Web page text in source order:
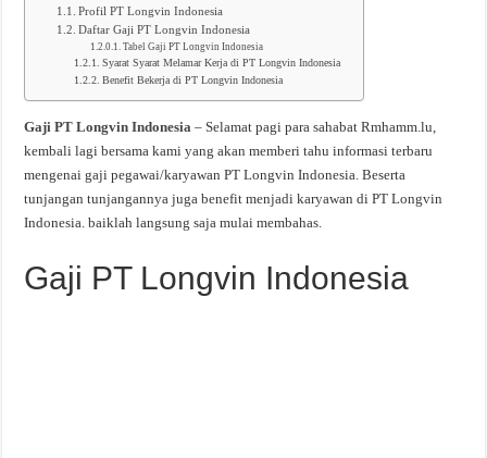
Profil PT Longvin Indonesia
Daftar Gaji PT Longvin Indonesia
Tabel Gaji PT Longvin Indonesia
Syarat Syarat Melamar Kerja di PT Longvin Indonesia
Benefit Bekerja di PT Longvin Indonesia
Gaji PT Longvin Indonesia – Selamat pagi para sahabat Rmhamm.lu,
kembali lagi bersama kami yang akan memberi tahu informasi terbaru
mengenai gaji pegawai/karyawan PT Longvin Indonesia. Beserta
tunjangan tunjangannya juga benefit menjadi karyawan di PT Longvin
Indonesia. baiklah langsung saja mulai membahas.
Gaji PT Longvin Indonesia